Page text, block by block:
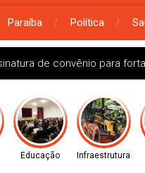
Paraíba Política
de convênio para
Educação Infraestrutura